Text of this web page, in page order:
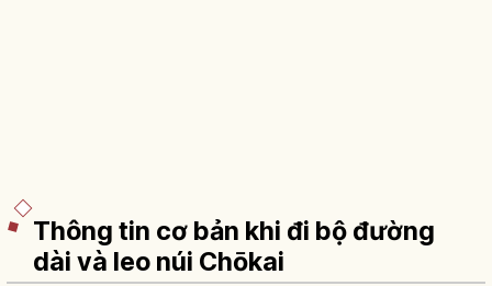
Thông tin cơ bản khi đi bộ đường
dài và leo núi Chōkai